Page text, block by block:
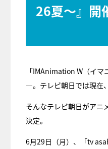
26夏～』開
「IMAnimation W（イ
―。テレビ朝日では現在
そんなテレビ朝日がアニ
決定。
6月29日（月）、「tv